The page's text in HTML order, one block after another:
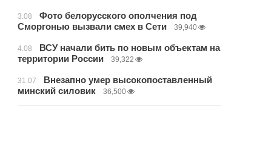
3.08
Фото белорусского ополчения под
Сморгонью вызвали смех в Сети
39,940
4.08
ВСУ начали бить по новым объектам на
территории России
39,322
31.07
Внезапно умер высокопоставленный
минский силовик
36,500